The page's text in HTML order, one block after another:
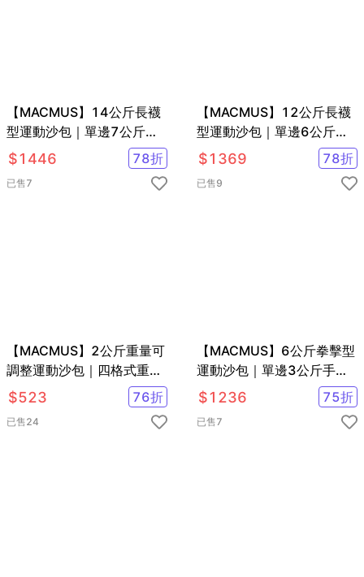
【MACMUS】14公斤長襪
型運動沙包｜單邊7公斤腿
部專用負重沙袋｜適合健
走、慢跑等運動
$1446 78折
已售7
【MACMUS】12公斤長襪
型運動沙包｜單邊6公斤腿
部專用負重沙袋｜適合健
走、慢跑等運動
$1369 78折
已售9
【MACMUS】2公斤重量可
調整運動沙包｜四格式重量
可調負重沙袋｜單邊1公斤
復健沙包
$523 76折
已售24
【MACMUS】6公斤拳擊型
運動沙包｜單邊3公斤手部
用負重沙袋｜適合拳擊、散
打、自由博擊等運動
$1236 75折
已售7